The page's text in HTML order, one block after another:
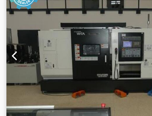
فیلتر دوده, قفل مرکزی, چهار چرخ محرک, کروز